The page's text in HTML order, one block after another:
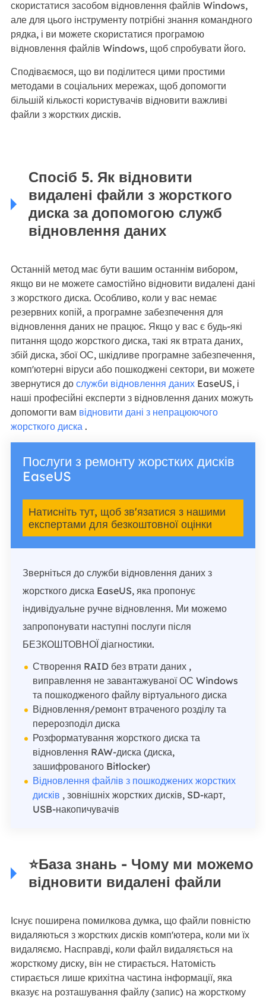
скористатися засобом відновлення файлів Windows,
але для цього інструменту потрібні знання командного
рядка, і ви можете скористатися програмою
відновлення файлів Windows, щоб спробувати його.
Сподіваємося, що ви поділитеся цими простими
методами в соціальних мережах, щоб допомогти
більшій кількості користувачів відновити важливі
файли з жорстких дисків.
Спосіб 5. Як відновити
видалені файли з жорсткого
диска за допомогою служб
відновлення даних
Останній метод має бути вашим останнім вибором,
якщо ви не можете самостійно відновити видалені дані
з жорсткого диска. Особливо, коли у вас немає
резервних копій, а програмне забезпечення для
відновлення даних не працює. Якщо у вас є будь-які
питання щодо жорсткого диска, такі як втрата даних,
збій диска, збої ОС, шкідливе програмне забезпечення,
комп'ютерні віруси або пошкоджені сектори, ви можете
звернутися до служби відновлення данихEaseUS, і
наші професійні експерти з відновлення даних можуть
допомогти вам відновити дані з непрацюючого
жорсткого диска.
Послуги з ремонту жорстких дисків
EaseUS
Натисніть тут, щоб зв'язатися з нашими
експертами для безкоштовної оцінки
Зверніться до служби відновлення даних з
жорсткого диска EaseUS, яка пропонує
індивідуальне ручне відновлення. Ми можемо
запропонувати наступні послуги після
БЕЗКОШТОВНОЇ діагностики.
Створення RAID без втрати даних ,
виправлення не завантажуваної ОС Windows
та пошкодженого файлу віртуального диска
Відновлення/ремонт втраченого розділу та
перерозподіл диска
Розформатування жорсткого диска та
відновлення RAW-диска (диска,
зашифрованого Bitlocker)
Відновлення файлів з пошкоджених жорстких
дисків , зовнішніх жорстких дисків, SD-карт,
USB-накопичувачів
⭐База знань - Чому ми можемо
відновити видалені файли
Існує поширена помилкова думка, що файли повністю
видаляються з жорстких дисків комп'ютера, коли ми їх
видаляємо. Насправді, коли файл видаляється на
жорсткому диску, він не стирається. Натомість
стирається лише крихітна частина інформації, яка
вказує на розташування файлу (запис) на жорсткому